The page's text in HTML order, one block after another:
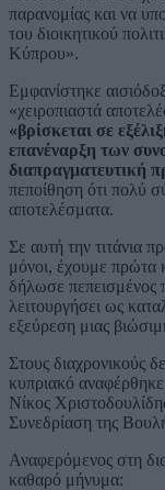
παρανομίας και να
του διοικητικού
Κύπρου».
Εμφανίστηκε
«χειροπιαστά
«βρίσκεται σε
επανέναρξη των
διαπραγματευτική
πεποίθηση ότι πολύ
αποτελέσματα.
Σε αυτή την τιτάνια
μόνοι, έχουμε πρώτα
δήλωσε πεπεισμένος
λειτουργήσει ως
εξεύρεση μιας
Στους διαχρονικούς
κυπριακό
Νίκος
Συνεδρίαση της
Αναφερόμενος στη
καθαρό μήνυμα: